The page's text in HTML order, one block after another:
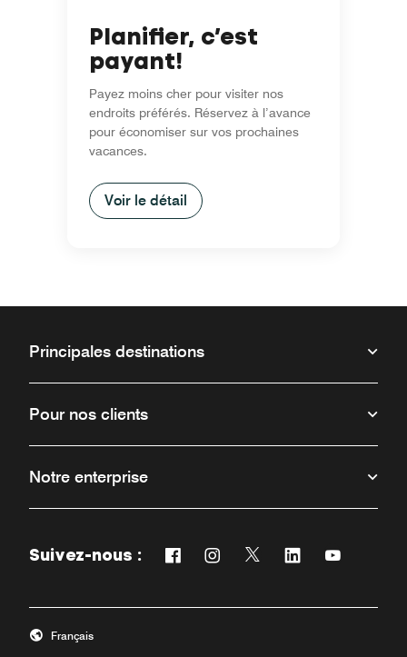
Planifier, c’est
payant!
Payez moins cher pour visiter nos
endroits préférés. Réservez à l’avance
pour économiser sur vos prochaines
vacances.
Voir le détail
Principales destinations
Pour nos clients
Notre enterprise
Suivez-nous : Facebook
Ouvre une nouvelle fenêtre
Instagram
Ouvre une nouvelle fenêtre
Twitter
Ouvre une nouvelle
Linkedin
Ouvre uneOuvre une
Français